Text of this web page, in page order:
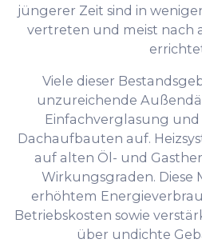
jüngerer Zeit sind in
vertreten und meist nach
Viele dieser
unzureichende
Einfachverglasung
Dachaufbauten auf.
auf alten Öl- und
Wirkungsgraden. Diese
erhöhtem
Betriebskosten sowie
über undichte